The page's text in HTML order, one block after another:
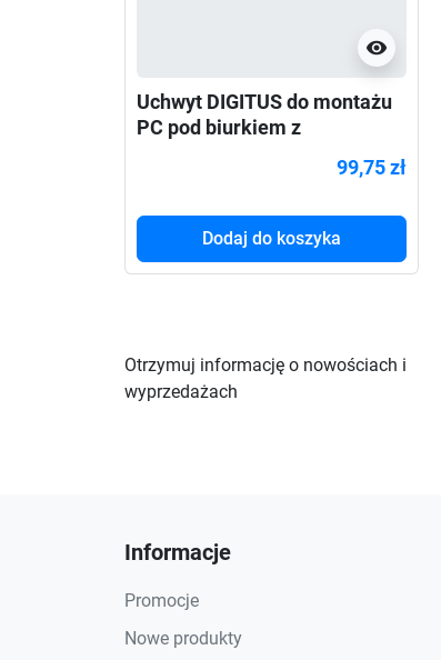
visibility
Uchwyt DIGITUS do montażu
PC pod biurkiem z
99,75 zł
Dodaj do koszyka
Otrzymuj informację o nowościach i
wyprzedażach
Informacje
Promocje
Nowe produkty